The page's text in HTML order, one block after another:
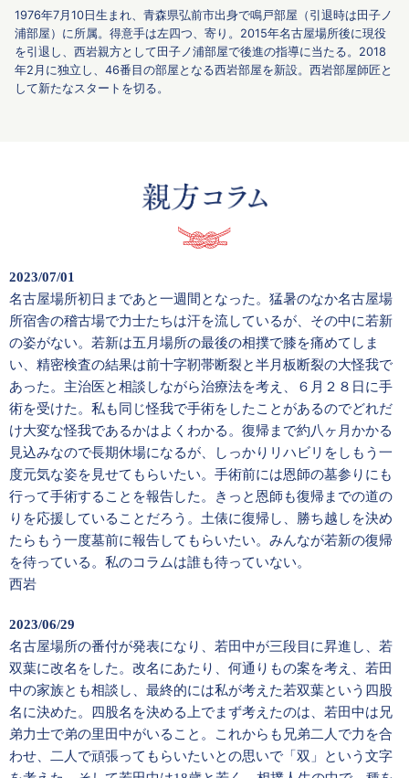
1976年7月10日生まれ、青森県弘前市出身で鳴戸部屋（引退時は田子ノ
浦部屋）に所属。得意手は左四つ、寄り。2015年名古屋場所後に現役
を引退し、西岩親方として田子ノ浦部屋で後進の指導に当たる。2018
年2月に独立し、46番目の部屋となる西岩部屋を新設。西岩部屋師匠と
して新たなスタートを切る。
2023/07/01
名古屋場所初日まであと一週間となった。猛暑のなか名古屋場
所宿舎の稽古場で力士たちは汗を流しているが、その中に若新
の姿がない。若新は五月場所の最後の相撲で膝を痛めてしま
い、精密検査の結果は前十字靭帯断裂と半月板断裂の大怪我で
あった。主治医と相談しながら治療法を考え、６月２８日に手
術を受けた。私も同じ怪我で手術をしたことがあるのでどれだ
け大変な怪我であるかはよくわかる。復帰まで約八ヶ月かかる
見込みなので長期休場になるが、しっかりリハビリをしもう一
度元気な姿を見せてもらいたい。手術前には恩師の墓参りにも
行って手術することを報告した。きっと恩師も復帰までの道の
りを応援していることだろう。土俵に復帰し、勝ち越しを決め
たらもう一度墓前に報告してもらいたい。みんなが若新の復帰
を待っている。私のコラムは誰も待っていない。
西岩
2023/06/29
名古屋場所の番付が発表になり、若田中が三段目に昇進し、若
双葉に改名をした。改名にあたり、何通りもの案を考え、若田
中の家族とも相談し、最終的には私が考えた若双葉という四股
名に決めた。四股名を決める上でまず考えたのは、若田中は兄
弟力士で弟の里田中がいること。これからも兄弟二人で力を合
わせ、二人で頑張ってもらいたいとの思いで「双」という文字